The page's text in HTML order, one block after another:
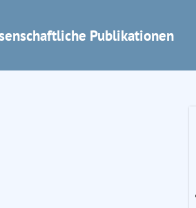
Publikationen